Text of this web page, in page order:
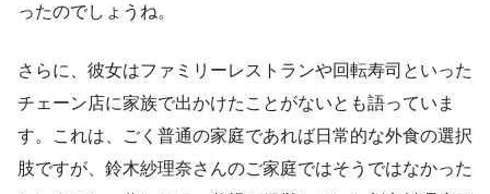
ったのでしょうね。
さらに、彼女はファミリーレストランや回転寿司といった
チェーン店に家族で出かけたことがないとも語っていま
す。これは、ごく普通の家庭であれば日常的な外食の選択
肢ですが、鈴木紗理奈さんのご家庭ではそうではなかった